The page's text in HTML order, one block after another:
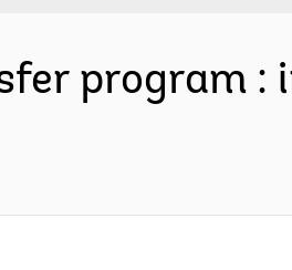
program :